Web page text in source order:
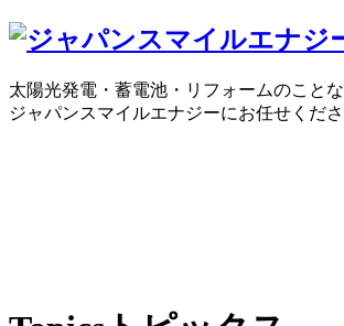
太陽光発電・蓄電池・リフォームのこと
ジャパンスマイルエナジーにお任せくださ